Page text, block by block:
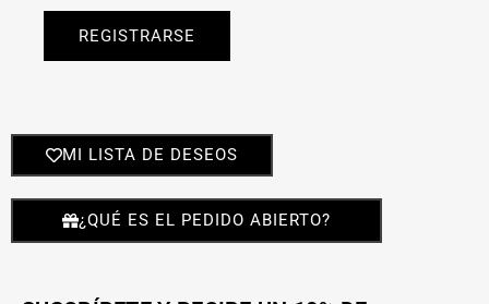
REGISTRARSE
MI LISTA DE DESEOS
¿QUÉ ES EL PEDIDO ABIERTO?